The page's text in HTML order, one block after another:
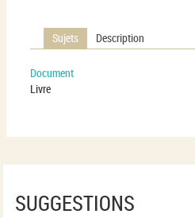
Sujets Description
Document
Livre
SUGGESTIONS